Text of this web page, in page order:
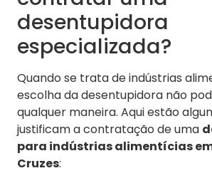
desentupidora
especializada?
Quando se trata de indústrias
escolha da desentupidora não
qualquer maneira. Aqui estão
justificam a contratação de uma
para indústrias alimentícias
Cruzes: